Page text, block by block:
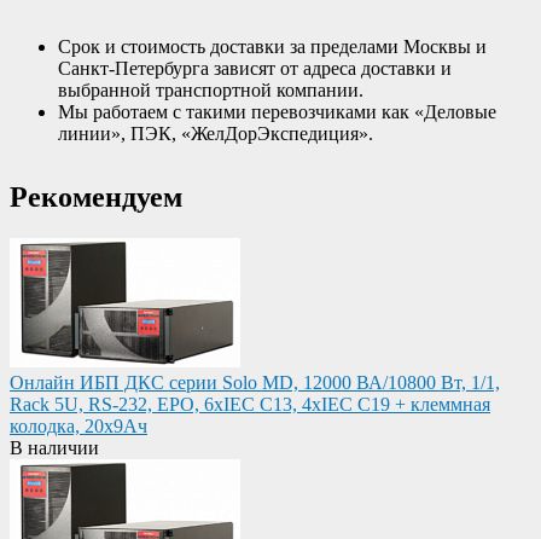
Срок и стоимость доставки за пределами Москвы и
Санкт-Петербурга зависят от адреса доставки и
выбранной транспортной компании.
Мы работаем с такими перевозчиками как «Деловые
линии», ПЭК, «ЖелДорЭкспедиция».
Рекомендуем
Онлайн ИБП ДКС серии Solo MD, 12000 ВА/10800 Вт, 1/1,
Rack 5U, RS-232, EPO, 6xIEC C13, 4xIEC C19 + клеммная
колодка, 20x9Ач
В наличии